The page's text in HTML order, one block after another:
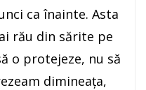
ca înainte. Asta
rău din sărite pe
o protejeze, nu să
dimineaţa,